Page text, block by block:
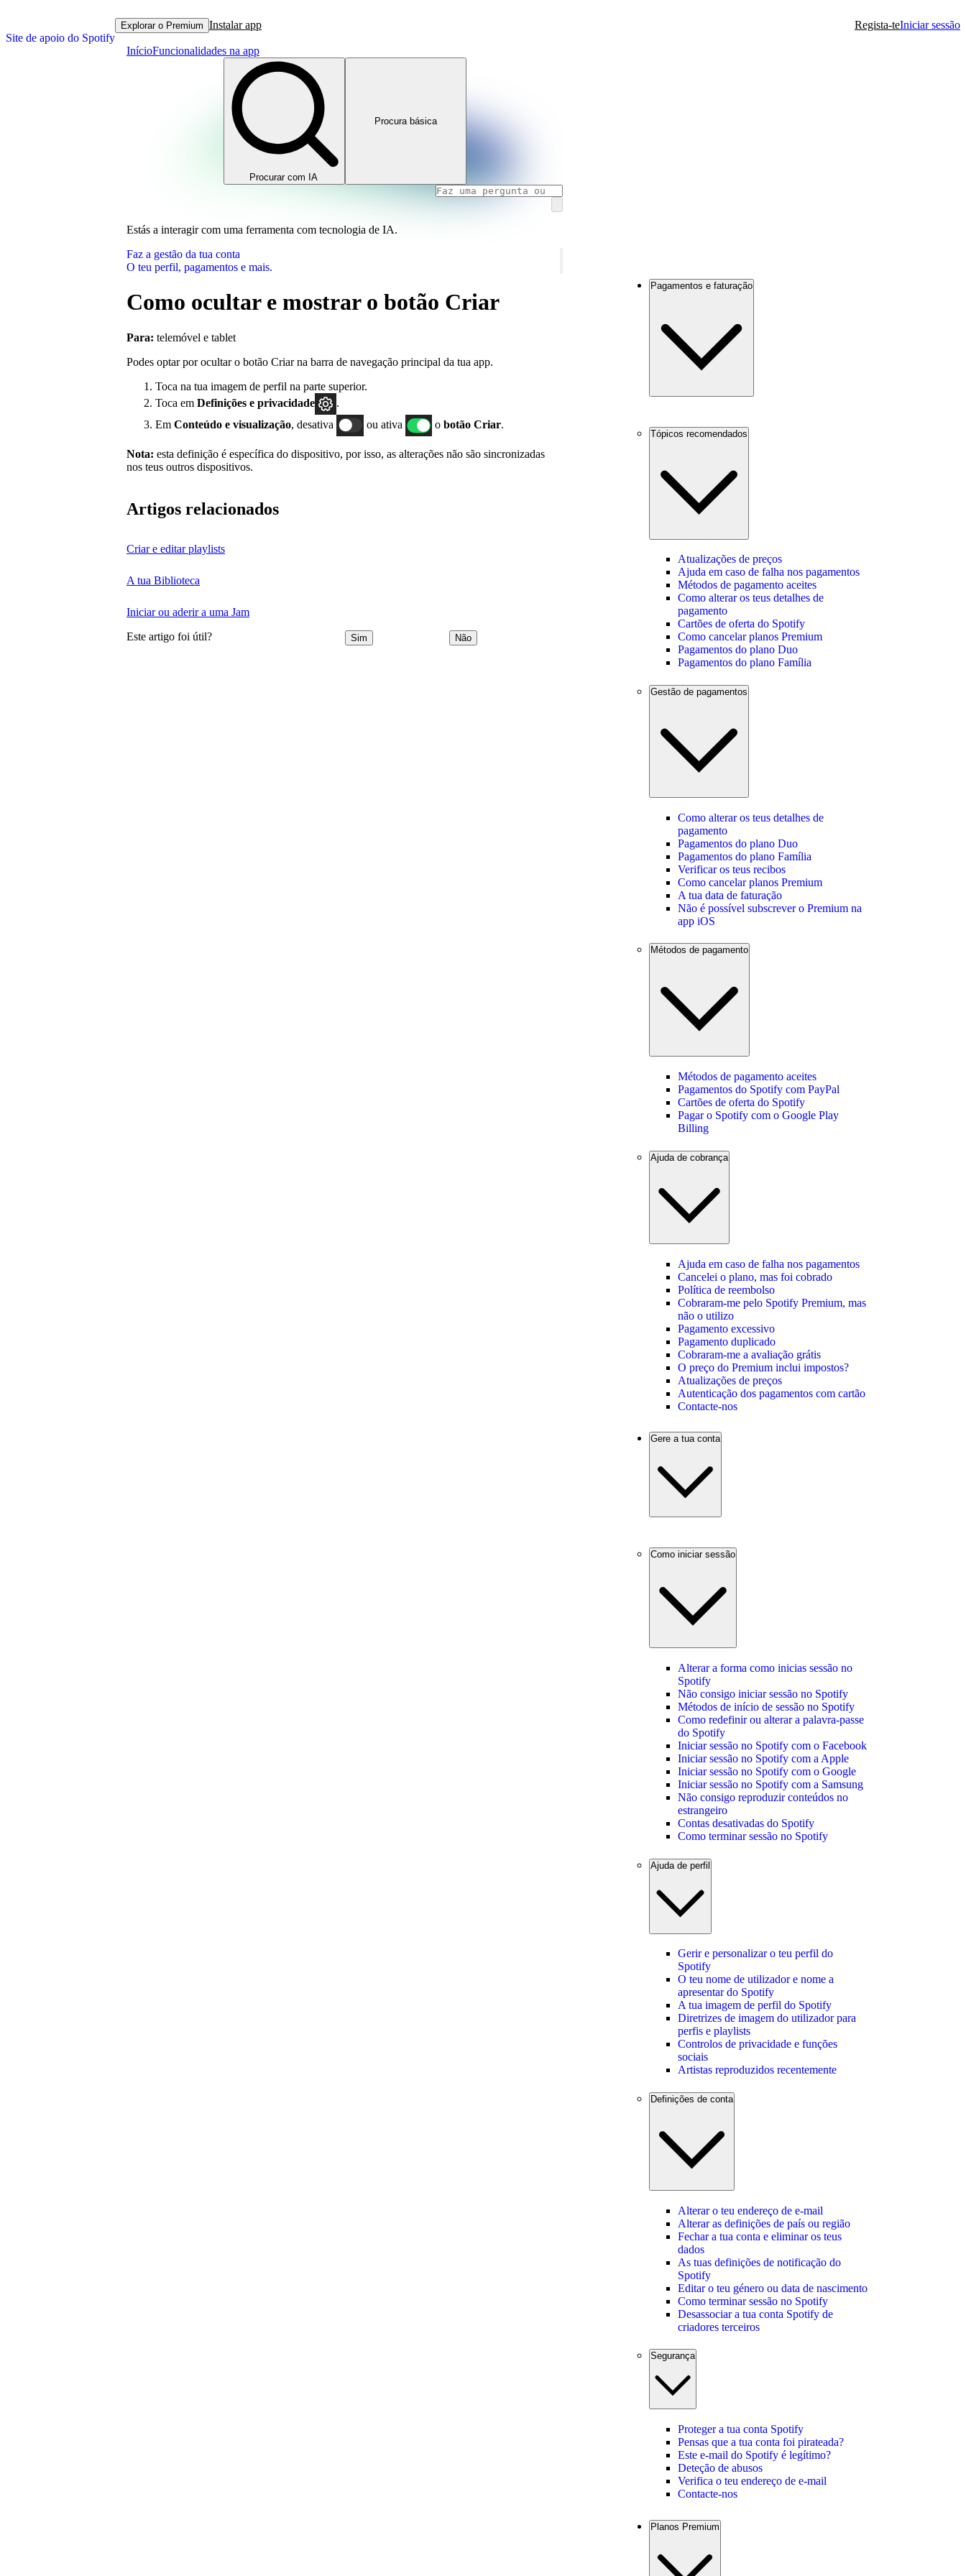
Site de apoio do Spotify
Explorar o Premium Instalar app Regista-teIniciar sessão
InícioFuncionalidades na app
Procurar com IA
Procura básica
Estás a interagir com uma ferramenta com tecnologia de IA.
Faz a gestão da tua conta
O teu perfil, pagamentos e mais.
Como ocultar e mostrar o botão Criar
Para: telemóvel e tablet
Podes optar por ocultar o botão Criar na barra de navegação principal da tua app.
Toca na tua imagem de perfil na parte superior.
Toca em Definições e privacidade
.
Em Conteúdo e visualização, desativa ou ativa o botão Criar.
Nota: esta definição é específica do dispositivo, por isso, as alterações não são sincronizadas
nos teus outros dispositivos.
Artigos relacionados
Criar e editar playlists
A tua Biblioteca
Iniciar ou aderir a uma Jam
Este artigo foi útil? Sim Não
Pagamentos e faturação
Tópicos recomendados
Atualizações de preços
Ajuda em caso de falha nos pagamentos
Métodos de pagamento aceites
Como alterar os teus detalhes de
pagamento
Cartões de oferta do Spotify
Como cancelar planos Premium
Pagamentos do plano Duo
Pagamentos do plano Família
Gestão de pagamentos
Como alterar os teus detalhes de
pagamento
Pagamentos do plano Duo
Pagamentos do plano Família
Verificar os teus recibos
Como cancelar planos Premium
A tua data de faturação
Não é possível subscrever o Premium na
app iOS
Métodos de pagamento
Métodos de pagamento aceites
Pagamentos do Spotify com PayPal
Cartões de oferta do Spotify
Pagar o Spotify com o Google Play
Billing
Ajuda de cobrança
Ajuda em caso de falha nos pagamentos
Cancelei o plano, mas foi cobrado
Política de reembolso
Cobraram-me pelo Spotify Premium, mas
não o utilizo
Pagamento excessivo
Pagamento duplicado
Cobraram-me a avaliação grátis
O preço do Premium inclui impostos?
Atualizações de preços
Autenticação dos pagamentos com cartão
Contacte-nos
Gere a tua conta
Como iniciar sessão
Alterar a forma como inicias sessão no
Spotify
Não consigo iniciar sessão no Spotify
Métodos de início de sessão no Spotify
Como redefinir ou alterar a palavra-passe
do Spotify
Iniciar sessão no Spotify com o Facebook
Iniciar sessão no Spotify com a Apple
Iniciar sessão no Spotify com o Google
Iniciar sessão no Spotify com a Samsung
Não consigo reproduzir conteúdos no
estrangeiro
Contas desativadas do Spotify
Como terminar sessão no Spotify
Ajuda de perfil
Gerir e personalizar o teu perfil do
Spotify
O teu nome de utilizador e nome a
apresentar do Spotify
A tua imagem de perfil do Spotify
Diretrizes de imagem do utilizador para
perfis e playlists
Controlos de privacidade e funções
sociais
Artistas reproduzidos recentemente
Definições de conta
Alterar o teu endereço de e-mail
Alterar as definições de país ou região
Fechar a tua conta e eliminar os teus
dados
As tuas definições de notificação do
Spotify
Editar o teu género ou data de nascimento
Como terminar sessão no Spotify
Desassociar a tua conta Spotify de
criadores terceiros
Segurança
Proteger a tua conta Spotify
Pensas que a tua conta foi pirateada?
Este e-mail do Spotify é legítimo?
Deteção de abusos
Verifica o teu endereço de e-mail
Contacte-nos
Planos Premium